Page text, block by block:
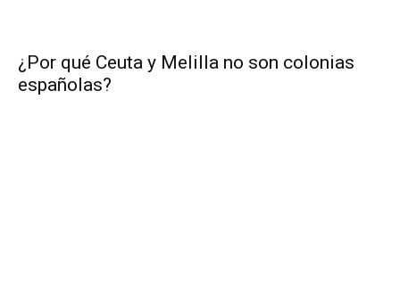
¿Por qué Ceuta y Melilla no son colonias
españolas?